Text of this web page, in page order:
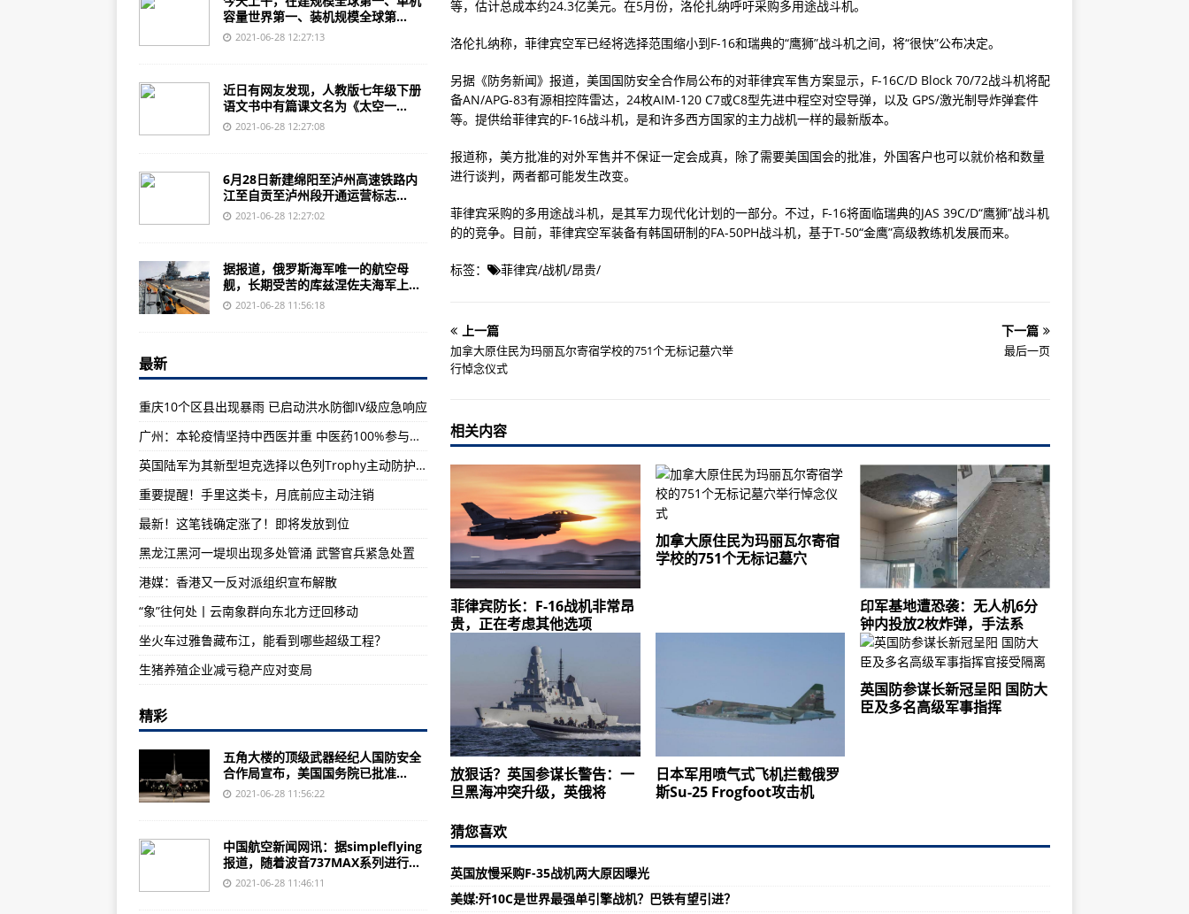
美国空军百亿新订单招标在即 波音与空客将再次对决
厦门空管90分钟3次生命接力
疫情严重冲击社会经济 美国旅游胜地挤满无家可归者
英国防参谋长新冠呈阳 国防大臣及多名高级军事指挥官接受隔离
伊拉克、埃及、约旦举行三方会议讨论抗疫和能源合作等问题
伊朗议长说不会向国际原子能机构移交伊核设施监控资料
“海上微风2021”军演开始在即，美一军舰进入黑海
这些古村落，都是宝贝！
国家卫健委：新增确诊病例21例，均为境外输入病例
最新！这笔钱确定涨了！即将发放到位
长江中下游地区有较强降水过程 华北和东北地区等地多雷阵雨天气
三场大决战，共歼灭多少敌军，又是哪一场战役，促使老蒋再次下野
格鲁吉亚欢迎英国战舰，还当西方国家是救世主？
这些爱兵细节，哪个最能戳中你？
菲律宾防长：F-16战机非常昂贵，正在考虑其他选项
俄杜马主席评英国驱逐舰事件：要追究背后之人
等，估计总成本约24.3亿美元。在5月份，洛伦扎纳呼吁采购多用途战斗机。
洛伦扎纳称，菲律宾空军已经将选择范围缩小到F-16和瑞典的“鹰狮”战斗机之间，将“很快”公布决定。
另据《防务新闻》报道，美国国防安全合作局公布的对菲律宾军售方案显示，F-16C/D Block 70/72战斗机将配
备AN/APG-83有源相控阵雷达，24枚AIM-120 C7或C8型先进中程空对空导弹，以及 GPS/激光制导炸弹套件
等。提供给菲律宾的F-16战斗机，是和许多西方国家的主力战机一样的最新版本。
报道称，美方批准的对外军售并不保证一定会成真，除了需要美国国会的批准，外国客户也可以就价格和数量
进行谈判，两者都可能发生改变。
菲律宾采购的多用途战斗机，是其军力现代化计划的一部分。不过，F-16将面临瑞典的JAS 39C/D“鹰狮”战斗机
的的竞争。目前，菲律宾空军装备有韩国研制的FA-50PH战斗机，基于T-50“金鹰”高级教练机发展而来。
标签： 菲律宾/战机/昂贵/
上一篇
加拿大原住民为玛丽瓦尔寄宿学校的751个无标记墓穴举
行悼念仪式
下一篇
最后一页
相关内容
菲律宾防长：F-16战机非常昂
贵，正在考虑其他选项
加拿大原住民为玛丽瓦尔寄宿
学校的751个无标记墓穴
印军基地遭恐袭：无人机6分
钟内投放2枚炸弹，手法系
放狠话？英国参谋长警告：一
旦黑海冲突升级，英俄将
日本军用喷气式飞机拦截俄罗
斯Su-25 Frogfoot攻击机
英国防参谋长新冠呈阳 国防大
臣及多名高级军事指挥
猜您喜欢
英国放慢采购F-35战机两大原因曝光
美媒:歼10C是世界最强单引擎战机？巴铁有望引进？
容量世界第一、装机规模全球第...
2021-06-28 12:27:13
近日有网友发现，人教版七年级下册
语文书中有篇课文名为《太空一...
2021-06-28 12:27:08
6月28日新建绵阳至泸州高速铁路内
江至自贡至泸州段开通运营标志...
2021-06-28 12:27:02
据报道，俄罗斯海军唯一的航空母
舰，长期受苦的库兹涅佐夫海军上...
2021-06-28 11:56:18
最新
重庆10个区县出现暴雨 已启动洪水防御IV级应急响应
广州：本轮疫情坚持中西医并重 中医药100%参与确诊患者治疗
英国陆军为其新型坦克选择以色列Trophy主动防护系统
重要提醒！手里这类卡，月底前应主动注销
最新！这笔钱确定涨了！即将发放到位
黑龙江黑河一堤坝出现多处管涌 武警官兵紧急处置
港媒：香港又一反对派组织宣布解散
“象”往何处丨云南象群向东北方迂回移动
坐火车过雅鲁藏布江，能看到哪些超级工程？
生猪养殖企业减亏稳产应对变局
精彩
五角大楼的顶级武器经纪人国防安全
合作局宣布，美国国务院已批准...
2021-06-28 11:56:22
中国航空新闻网讯：据simpleflying
报道，随着波音737MAX系列进行...
2021-06-28 11:46:11